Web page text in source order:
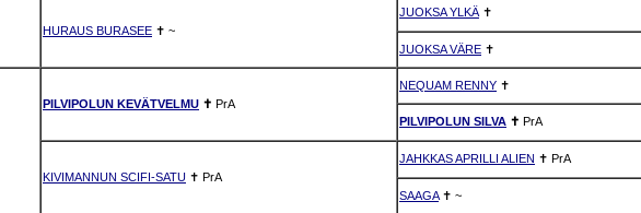
HURAUS BURASEE ✝ ~
JUOKSA YLKÄ ✝
JUOKSA VÄRE ✝
PILVIPOLUN KEVÄTVELMU ✝ PrA
NEQUAM RENNY ✝
PILVIPOLUN SILVA ✝ PrA
KIVIMANNUN SCIFI-SATU ✝ PrA
JAHKKAS APRILLI ALIEN ✝ PrA
SAAGA✝ ~